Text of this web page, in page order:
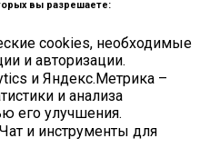
вы разрешаете:
cookies, необходимые
и авторизации.
и Яндекс.Метрика –
и анализа
его улучшения.
и инструменты для